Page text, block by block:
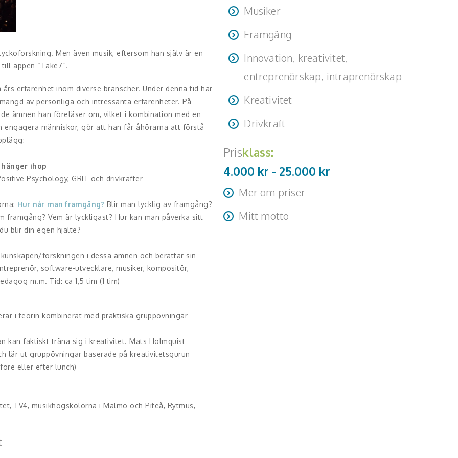
Men även musik, eftersom han själv är en
appen “Take7”.
erfarenhet inom diverse branscher. Under denna tid har
av personliga och intressanta erfarenheter. På
ämnen han föreläser om, vilket i kombination med en
människor, gör att han får åhörarna att förstå
hänger ihop
Psychology, GRIT och drivkrafter
Hur når man framgång? Blir man lycklig av framgång?
framgång? Vem är lyckligast? Hur kan man påverka sitt
blir din egen hjälte?
forskningen i dessa ämnen och berättar sin
software-utvecklare, musiker, kompositör,
m.m. Tid: ca 1,5 tim (1 tim)
i teorin kombinerat med praktiska gruppövningar
kan faktiskt träna sig i kreativitet. Mats Holmquist
lär ut gruppövningar baserade på kreativitetsgurun
eller efter lunch)
TV4, musikhögskolorna i Malmö och Piteå, Rytmus,
Musiker
Framgång
Innovation, kreativitet,
entreprenörskap, intraprenörskap
Kreativitet
Drivkraft
Prisklass:
4.000 kr - 25.000 kr
Mer om priser
4-5000 för 1-1,5 tim
6500 för en halvdag (före eller efter lunch)
Mitt motto